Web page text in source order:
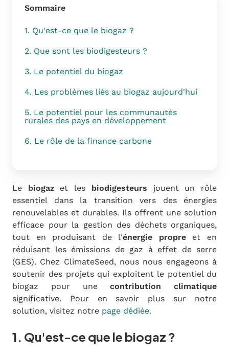
Sommaire
1. Qu'est-ce que le biogaz ?
2. Que sont les biodigesteurs ?
3. Le potentiel du biogaz
4. Les problèmes liés au biogaz aujourd'hui
5. Le potentiel pour les communautés
rurales des pays en développement
6. Le rôle de la finance carbone
Le biogazet les biodigesteurs jouent un rôle
essentiel dans la transition vers des énergies
renouvelables et durables. Ils offrent une solution
efficace pour la gestion des déchets organiques,
tout en produisant de l'énergie propreet en
réduisant les émissions de gaz à effet de serre
(GES). Chez ClimateSeed, nous nous engageons à
soutenir des projets qui exploitent le potentiel du
biogaz pour unecontribution climatique
significative. Pour en savoir plus sur notre
solution, visitez notre page dédiée.
1. Qu'est-ce que le biogaz ?